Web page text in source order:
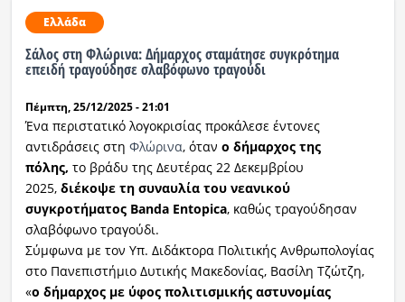
Ελλάδα
Σάλος στη Φλώρινα: Δήμαρχος σταμάτησε συγκρότημα
επειδή τραγούδησε σλαβόφωνο τραγούδι
Πέμπτη, 25/12/2025 - 21:01
Ένα περιστατικό λογοκρισίας προκάλεσε έντονες
αντιδράσεις στη Φλώρινα, όταν ο δήμαρχος της
πόλης, το βράδυ της Δευτέρας 22 Δεκεμβρίου
2025, διέκοψε τη συναυλία του νεανικού
συγκροτήματος Banda Entopica, καθώς τραγούδησαν
σλαβόφωνο τραγούδι.
Σύμφωνα με τον Υπ. Διδάκτορα Πολιτικής Ανθρωπολογίας
στο Πανεπιστήμιο Δυτικής Μακεδονίας, Βασίλη Τζώτζη,
«ο δήμαρχος με ύφος πολιτισμικής αστυνομίας